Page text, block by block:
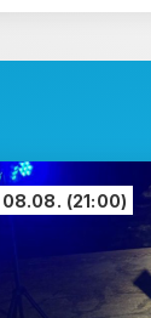
08.08. (21:00)